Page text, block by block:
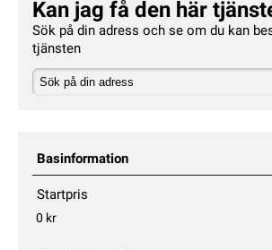
Kan jag få den här
Sök på din adress och se om du kan
tjänsten
Basinformation
Startpris
0 kr